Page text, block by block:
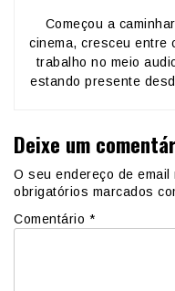
Começou a
cinema, cresceu entre
trabalho no meio
estando presente
Deixe um
O seu endereço de
obrigatórios marcados
Comentário *